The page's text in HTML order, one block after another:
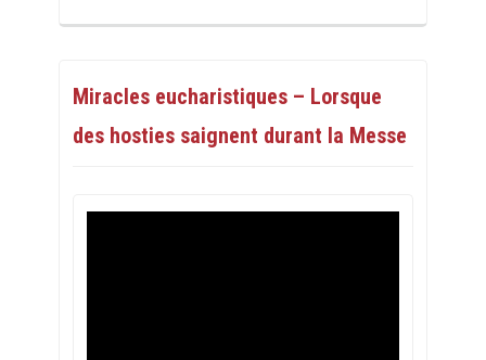
Miracles eucharistiques – Lorsque
des hosties saignent durant la Messe